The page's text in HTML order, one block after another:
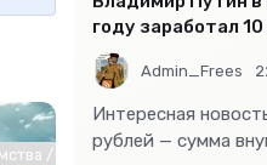
/ СТАТЬИ / Животные и
году заработал
«Бизнес»
Admin_Frees
Интересная
рублей — сумма